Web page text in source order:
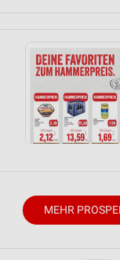
MEHR
von Daten